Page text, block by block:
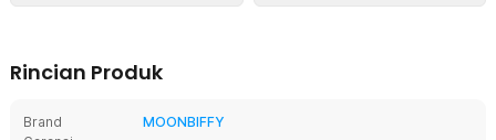
Rincian Produk
Brand
MOONBIFFY